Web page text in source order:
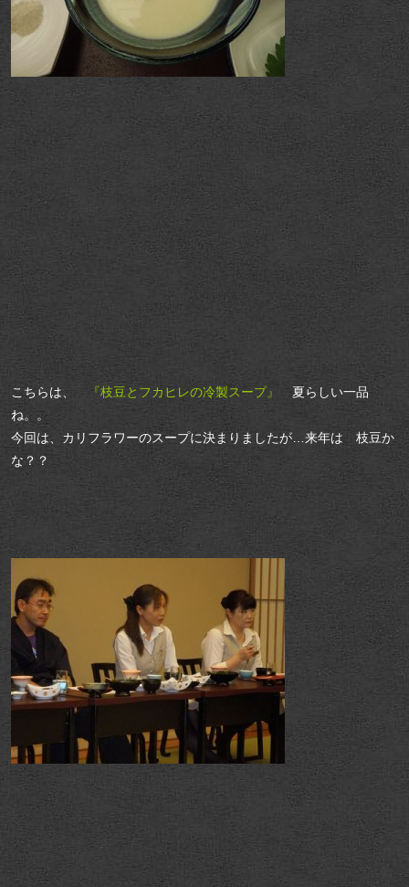
こちらは、 『枝豆とフカヒレの冷製スープ』
夏らしい一品
ね。。
今回は、カリフラワーのスープに決まりましたが…来年は 枝豆か
な？？